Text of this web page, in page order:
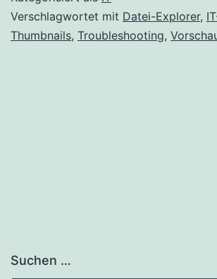
Verschlagwortet mit Datei-Explorer,
Thumbnails, Troubleshooting,
Suchen …